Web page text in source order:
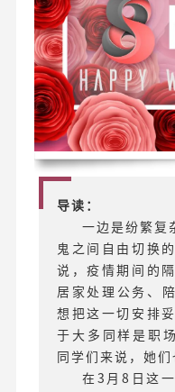
导读：
一边是纷繁复
鬼之间自由切换
说，疫情期间的
居家处理公务、
想把这一切安排
于大多同样是职
同学们来说，她们
在3月8日这